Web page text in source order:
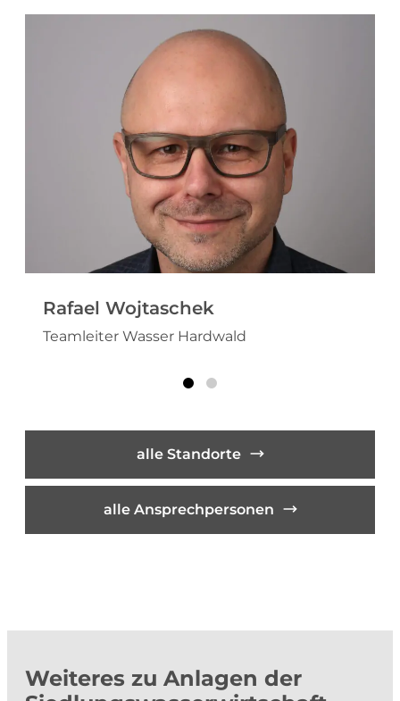
Rafael Wojtaschek
Teamleiter Wasser Hardwald
alle Standorte
alle Ansprechpersonen
Weiteres zu Anlagen der